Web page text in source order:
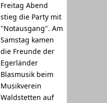
Freitag Abend
stieg die Party mit
"Notausgang". Am
Samstag kamen
die Freunde der
Egerländer
Blasmusik beim
Musikverein
Waldstetten auf